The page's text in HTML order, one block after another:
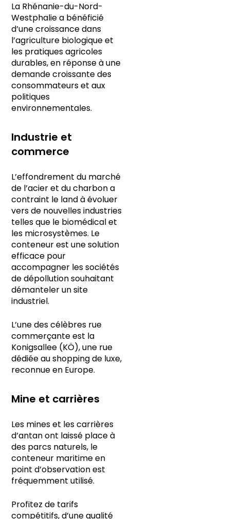
La Rhénanie-du-Nord-
Westphalie a bénéficié
d’une croissance dans
l’agriculture biologique et
les pratiques agricoles
durables, en réponse à une
demande croissante des
consommateurs et aux
politiques
environnementales.
Industrie et
commerce
L’effondrement du marché
de l’acier et du charbon a
contraint le land à évoluer
vers de nouvelles industries
telles que le biomédical et
les microsystèmes. Le
conteneur est une solution
efficace pour
accompagner les sociétés
de dépollution souhaitant
démanteler un site
industriel.
L’une des célèbres rue
commerçante est la
Konigsallee (KÖ), une rue
dédiée au shopping de luxe,
reconnue en Europe.
Mine et carrières
Les mines et les carrières
d’antan ont laissé place à
des parcs naturels, le
conteneur maritime en
point d’observation est
fréquemment utilisé.
Profitez de tarifs